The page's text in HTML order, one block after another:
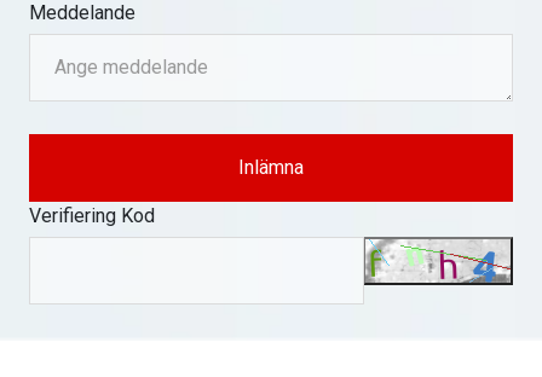
Meddelande
Inlämna
Verifiering Kod